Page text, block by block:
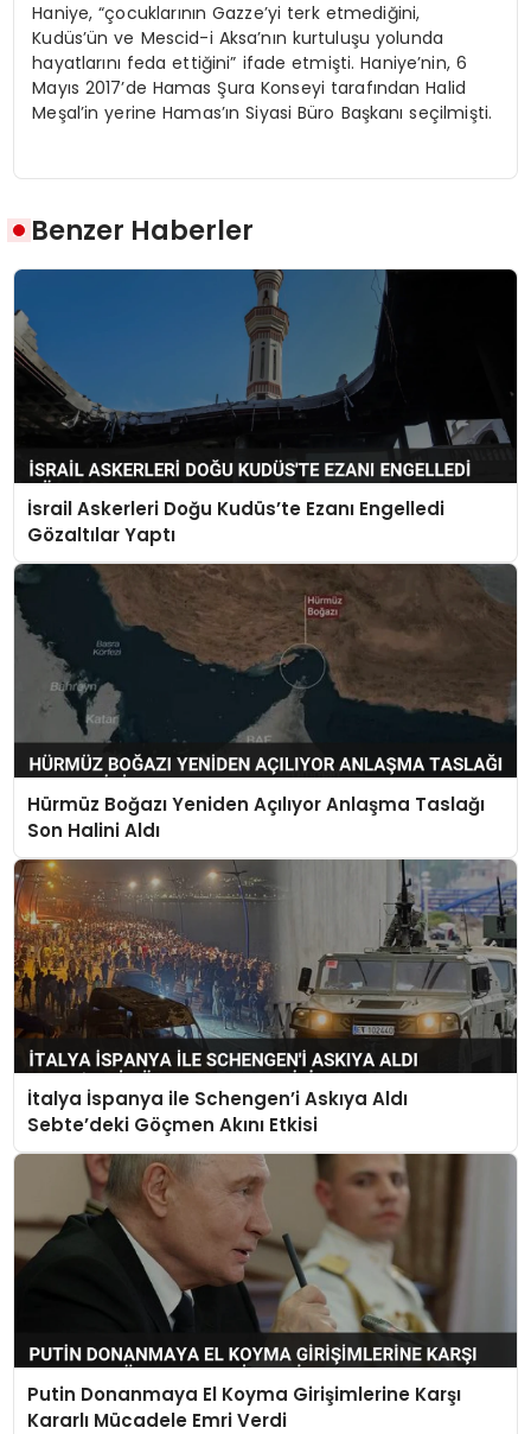
Haniye, “çocuklarının Gazze’yi terk etmediğini,
Kudüs’ün ve Mescid-i Aksa’nın kurtuluşu yolunda
hayatlarını feda ettiğini” ifade etmişti. Haniye’nin, 6
Mayıs 2017’de Hamas Şura Konseyi tarafından Halid
Meşal’in yerine Hamas’ın Siyasi Büro Başkanı seçilmişti.
Benzer Haberler
İsrail Askerleri Doğu Kudüs’te Ezanı Engelledi
Gözaltılar Yaptı
Hürmüz Boğazı Yeniden Açılıyor Anlaşma Taslağı
Son Halini Aldı
İtalya İspanya ile Schengen’i Askıya Aldı
Sebte’deki Göçmen Akını Etkisi
Putin Donanmaya El Koyma Girişimlerine Karşı
Kararlı Mücadele Emri Verdi